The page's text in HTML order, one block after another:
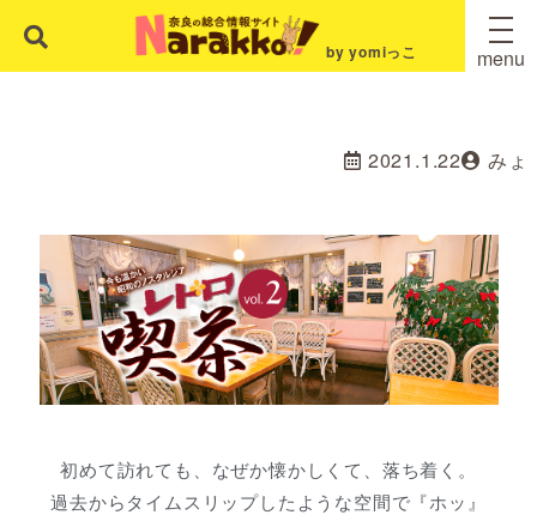
by yomiっこ menu
2021.1.22 みょ
初めて訪れても、なぜか懐かしくて、落ち着く。
過去からタイムスリップしたような空間で『ホッ』